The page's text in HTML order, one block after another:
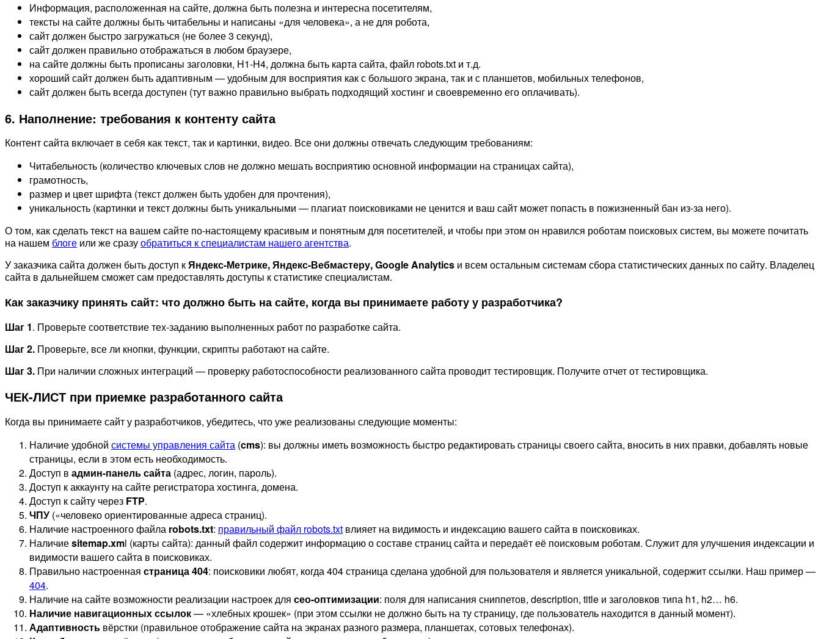
Информация, расположенная на сайте, должна быть полезна и интересна посетителям,
тексты на сайте должны быть читабельны и написаны «для человека», а не для робота,
сайт должен быстро загружаться (не более 3 секунд),
сайт должен правильно отображаться в любом браузере,
на сайте должны быть прописаны заголовки, H1-H4, должна быть карта сайта, файл robots.txt и т.д.
хороший сайт должен быть адаптивным — удобным для восприятия как с большого экрана, так и с планшетов, мобильных телефонов,
сайт должен быть всегда доступен (тут важно правильно выбрать подходящий хостинг и своевременно его оплачивать).
6. Наполнение: требования к контенту сайта
Контент сайта включает в себя как текст, так и картинки, видео. Все они должны отвечать следующим требованиям:
Читабельность (количество ключевых слов не должно мешать восприятию основной информации на страницах сайта),
грамотность,
размер и цвет шрифта (текст должен быть удобен для прочтения),
уникальность (картинки и текст должны быть уникальными — плагиат поисковиками не ценится и ваш сайт может попасть в пожизненный бан из-за него).
О том, как сделать текст на вашем сайте по-настоящему красивым и понятным для посетителей, и чтобы при этом он нравился роботам поисковых систем, вы можете почитать
на нашем блоге или же сразуобратиться к специалистам нашего агентства.
У заказчика сайта должен быть доступ кЯндекс-Метрике, Яндекс-Вебмастеру, Google Analytics и всем остальным системам сбора статистических данных по сайту. Владелец
сайта в дальнейшем сможет сам предоставлять доступы к статистике специалистам.
Как заказчику принять сайт: что должно быть на сайте, когда вы принимаете работу у разработчика?
Шаг 1. Проверьте соответствие тех-заданию выполненных работ по разработке сайта.
Шаг 2. Проверьте, все ли кнопки, функции, скрипты работают на сайте.
Шаг 3. При наличии сложных интеграций — проверку работоспособности реализованного сайта проводит тестировщик. Получите отчет от тестировщика.
ЧЕК-ЛИСТ при приемке разработанного сайта
Когда вы принимаете сайт у разработчиков, убедитесь, что уже реализованы следующие моменты:
Наличие удобной системы управления сайта (cms): вы должны иметь возможность быстро редактировать страницы своего сайта, вносить в них правки, добавлять новые
страницы, если в этом есть необходимость.
Доступ в админ-панель сайта (адрес, логин, пароль).
Доступ к аккаунту на сайте регистратора хостинга, домена.
Доступ к сайту через FTP.
ЧПУ («человеко ориентированные адреса страниц).
Наличие настроенного файла robots.txt: правильный файл robots.txt влияет на видимость и индексацию вашего сайта в поисковиках.
Наличиеsitemap.xml (карты сайта): данный файл содержит информацию о составе страниц сайта и передаёт её поисковым роботам. Служит для улучшения индексации и
видимости вашего сайта в поисковиках.
Правильно настроенная страница 404: поисковики любят, когда 404 страница сделана удобной для пользователя и является уникальной, содержит ссылки. Наш пример —
404.
Наличие на сайте возможности реализации настроек для сео-оптимизации: поля для написания сниппетов, description, title и заголовков типа h1, h2… h6.
Наличие навигационных ссылок— «хлебных крошек» (при этом ссылки не должно быть на ту страницу, где пользователь находится в данный момент).
Адаптивность вёрстки (правильное отображение сайта на экранах разного размера, планшетах, сотовых телефонах).